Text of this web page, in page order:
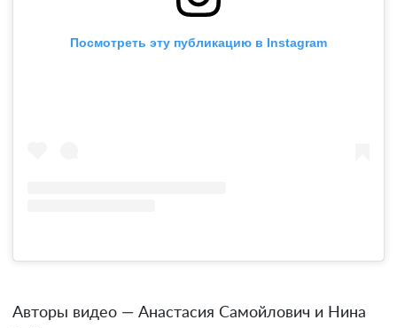
Посмотреть эту публикацию в Instagram
Авторы видео — Анастасия Самойлович и Нина